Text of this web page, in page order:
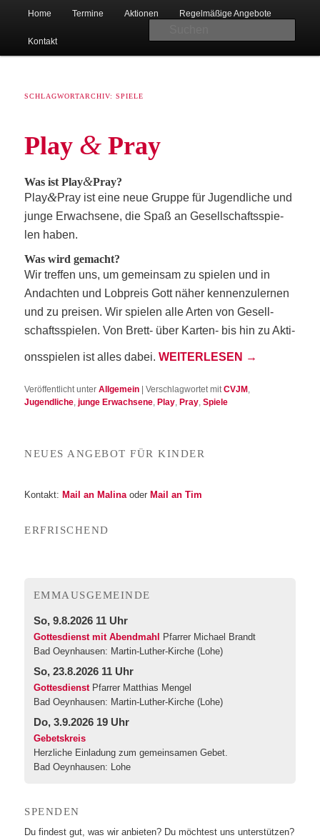
CVJM Lohe
Zum
primären
Inhalt
Zum
sekundären
Inhalt
Home Ter­mi­ne Aktio­nen Regel­mä­ßi­ge Angebote
Kon­takt
SCHLAGWORTARCHIV:SPIELE
Play & Pray
Was ist Play&Pray?
Play&Pray ist eine neue Grup­pe für Jugend­li­che und
jun­ge Erwach­se­ne, die Spaß an Gesell­schafts­spie­
len haben.
Was wird gemacht?
Wir tref­fen uns, um gemein­sam zu spie­len und in
Andach­ten und Lob­preis Gott näher ken­nen­zu­ler­nen
und zu prei­sen. Wir spie­len alle Arten von Gesell­
schafts­spie­len. Von Brett- über Kar­ten- bis hin zu Akti­
ons­spie­len ist alles dabei.WEI­TER­LE­SEN →
Veröffentlicht unter Allgemein |Verschlagwortet mit CVJM ,
Jugendliche,junge Erwachsene, Play, Pray,Spiele
NEU­ES ANGE­BOT FÜR KINDER
Kon­takt: Mail an Mali­naoder Mail an Tim
ERFRI­SCHEND
EMMA­US­GE­MEIN­DE
So, 9.8.2026 11 Uhr
Gottesdienst mit Abendmahl
Pfarrer Michael Brandt
Bad Oeynhausen: Martin-Luther-Kirche (Lohe)
So, 23.8.2026 11 Uhr
Gottesdienst Pfarrer Matthias Mengel
Bad Oeynhausen: Martin-Luther-Kirche (Lohe)
Do, 3.9.2026 19 Uhr
Gebetskreis
Herzliche Einladung zum gemeinsamen Gebet.
Bad Oeynhausen: Lohe
SPEN­DEN
Du fin­dest gut, was wir anbie­ten? Du möch­test uns unter­stüt­zen?